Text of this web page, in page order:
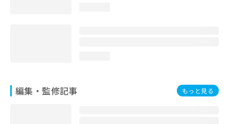
編集・監修記事 もっと見る